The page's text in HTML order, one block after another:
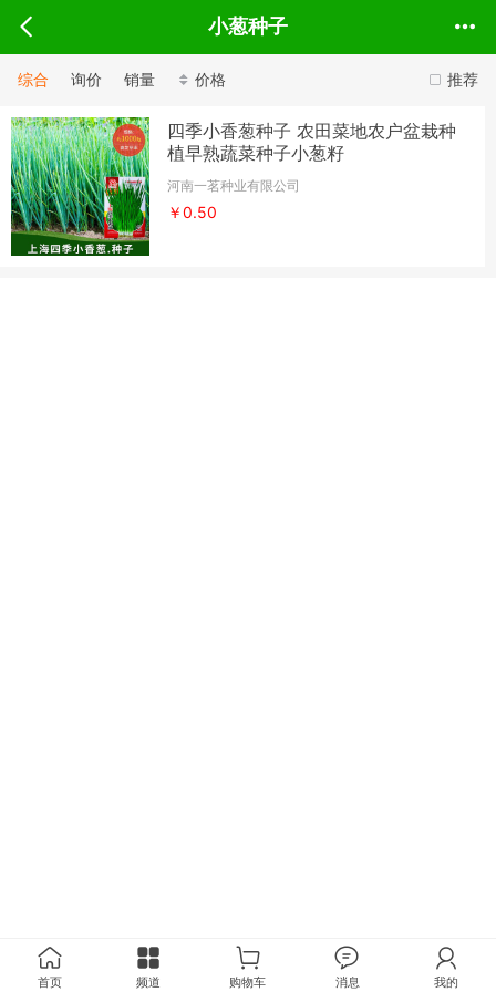
小葱种子
推荐
综合 询价 销量 价格
四季小香葱种子 农田菜地农户盆栽种
植早熟蔬菜种子小葱籽
河南一茗种业有限公司
￥0.50
首页 频道 购物车 消息 我的